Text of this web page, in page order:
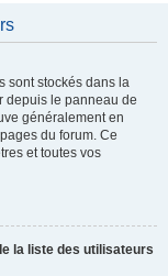
sont stockés dans la
depuis le panneau de
généralement en
du forum. Ce
et toutes vos
la liste des utilisateurs